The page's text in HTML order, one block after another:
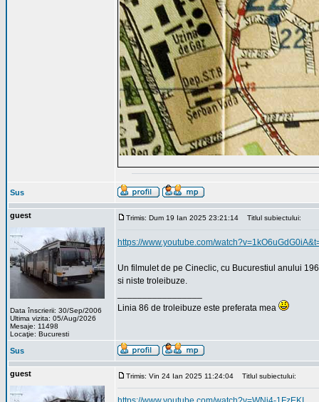
Sus
guest
Data înscrierii: 30/Sep/2006
Ultima vizita: 05/Aug/2026
Mesaje: 11498
Locaţie: Bucuresti
Trimis: Dum 19 Ian 2025 23:21:14 Titlul subiectului:
https://www.youtube.com/
Un filmulet de pe Cineclic, cu Bucurestiul anului
si niste troleibuze.
Linia 86 de troleibuze este preferata mea
Sus
guest Trimis: Vin 24 Ian 2025 11:24:04 Titlul subiectului: